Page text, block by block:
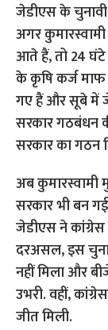
जेडीएस के
अगर
आते हैं, तो 24 घंटे
के कृषि कर्ज माफ
गए हैं और सूबे में
सरकार गठबंधन
सरकार का गठन
अब
सरकार भी बन
जेडीएस ने
दरअसल, इस
नहीं मिला और
उभरी. वहीं,
जीत मिली.